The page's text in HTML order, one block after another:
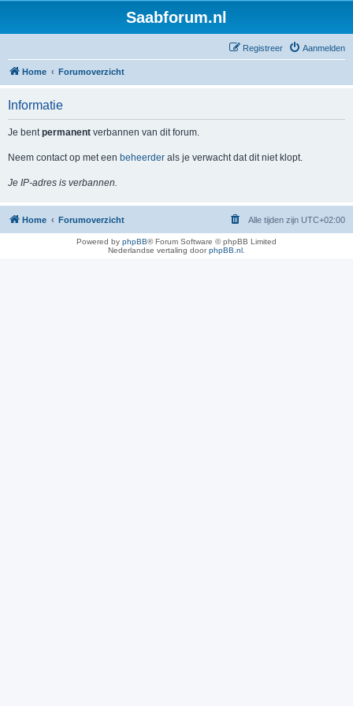
Saabforum.nl
Aanmelden
Registreer
Home Forumoverzicht
Informatie
Je bentpermanent verbannen van dit forum.
Neem contact op met een beheerder als je verwacht dat dit niet klopt.
Je IP-adres is verbannen.
Home Forumoverzicht Alle tijden zijn UTC+02:00
Powered by phpBB® Forum Software © phpBB Limited
Nederlandse vertaling doorphpBB.nl